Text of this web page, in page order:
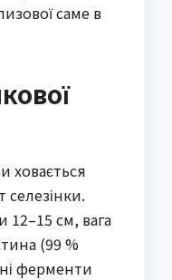
саме в
ховається
селезінки.
12–15 см, вага
(99 %
ферменти